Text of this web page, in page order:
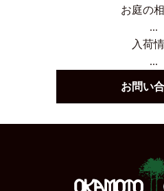
お庭の
...
入荷
...
お問い